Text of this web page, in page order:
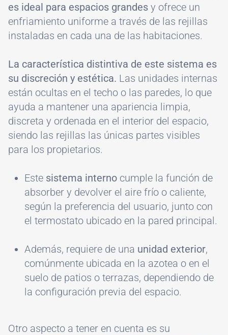
es ideal para espacios grandes y ofrece un
enfriamiento uniforme a través de las rejillas
instaladas en cada una de las habitaciones.
La característica distintiva de este sistema es
su discreción y estética. Las unidades internas
están ocultas en el techo o las paredes, lo que
ayuda a mantener una apariencia limpia,
discreta y ordenada en el interior del espacio,
siendo las rejillas las únicas partes visibles
para los propietarios.
Este sistema interno cumple la función de
absorber y devolver el aire frío o caliente,
según la preferencia del usuario, junto con
el termostato ubicado en la pared principal.
Además, requiere de una unidad exterior,
comúnmente ubicada en la azotea o en el
suelo de patios o terrazas, dependiendo de
la configuración previa del espacio.
Otro aspecto a tener en cuenta es su